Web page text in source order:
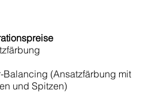
Balancing (Ansatzfärbung mit
und Spitzen)